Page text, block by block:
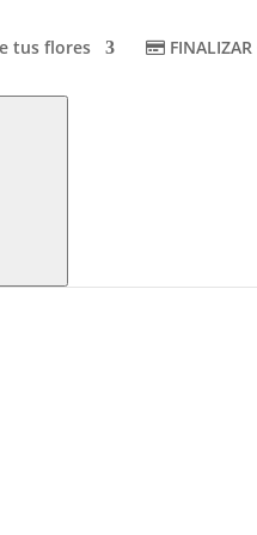
tus flores FINALIZAR